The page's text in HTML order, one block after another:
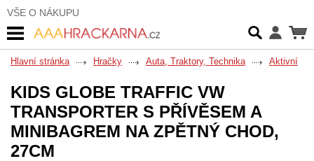
VŠE O NÁKUPU
Hlavní stránka Hračky Auta, Traktory, Technika Aktivní
KIDS GLOBE TRAFFIC VW
TRANSPORTER S PŘÍVĚSEM A
MINIBAGREM NA ZPĚTNÝ CHOD,
27CM